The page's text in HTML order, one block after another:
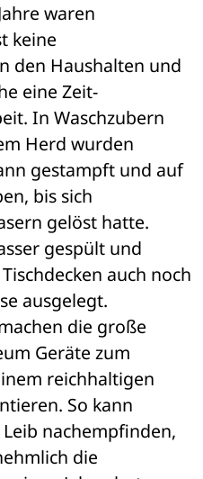
waren
keine
den Haushalten und
eine Zeit-
In Waschzubern
Herd wurden
gestampft und auf
bis sich
gelöst hatte.
gespült und
auch noch
ausgelegt.
die große
Geräte zum
reichhaltigen
So kann
nachempfinden,
die